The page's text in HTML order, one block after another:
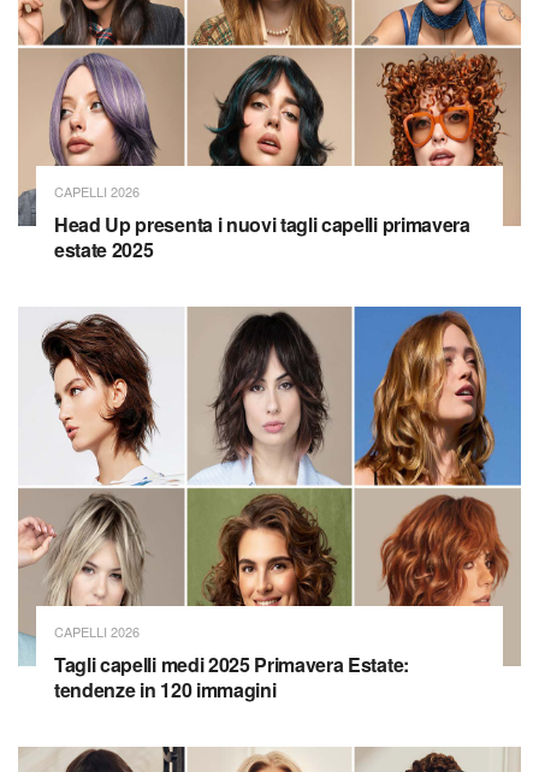
CAPELLI 2026
Head Up presenta i nuovi tagli capelli primavera
estate 2025
CAPELLI 2026
Tagli capelli medi 2025 Primavera Estate:
tendenze in 120 immagini